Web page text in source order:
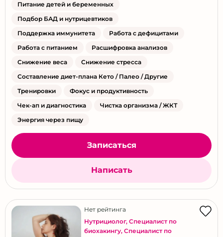
Питание детей и беременных
Подбор БАД и нутрицевтиков
Поддержка иммунитета
Работа с дефицитами
Работа с питанием
Расшифровка анализов
Снижение веса
Снижение стресса
Составление диет-плана Кето / Палео / Другие
Тренировки
Фокус и продуктивность
Чек-ап и диагностика
Чистка организма / ЖКТ
Энергия через пищу
Записаться
Написать
Нет рейтинга
Нутрициолог, Специалист по
биохакингу, Специалист по